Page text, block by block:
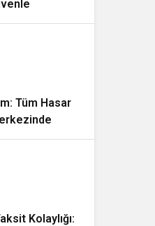
bir yatırım
Tüm Hasar
Kolaylığı: